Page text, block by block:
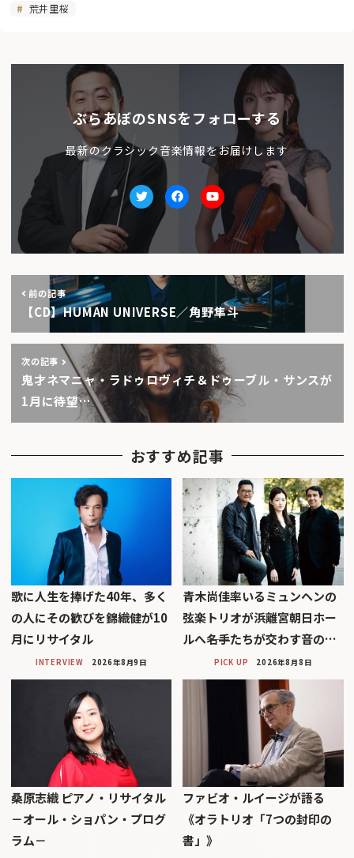
荒井里桜
ぶらあぼのSNSをフォローする
最新のクラシック音楽情報をお届けします
TwitterfacebookYoutube
前の記事
【CD】HUMAN UNIVERSE／角野隼斗
次の記事
鬼才ネマニャ・ラドゥロヴィチ＆ドゥーブル・サンスが
1月に待望…
おすすめ記事
歌に人生を捧げた40年、多く
の人にその歓びを錦織健が10
月にリサイタル
INTERVIEW 2026年8月9日
青木尚佳率いるミュンヘンの
弦楽トリオが浜離宮朝日ホー
ルへ――名手たちが交わす音の…
PICK UP 2026年8月8日
桑原志織 ピアノ・リサイタル
－オール・ショパン・プログ
ラム－
ファビオ・ルイージが語る
《オラトリオ「7つの封印の
書」》